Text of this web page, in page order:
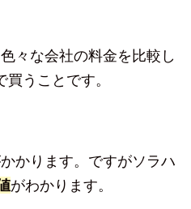
々な会社の料金を比較し
買うことです。
かります。ですがソラハ
がわかります。